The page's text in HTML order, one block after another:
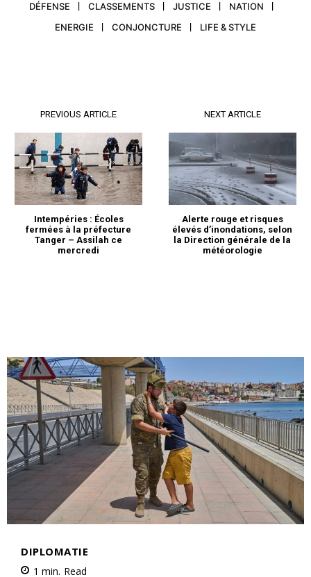
DÉFENSE CLASSEMENTS JUSTICE
NATION
ENERGIE
CONJONCTURE LIFE & STYLE
PREVIOUS ARTICLE
Intempéries : Écoles
fermées à la préfecture
Tanger – Assilah ce
mercredi
NEXT ARTICLE
Alerte rouge et risques
élevés d’inondations, selon
la Direction générale de la
météorologie